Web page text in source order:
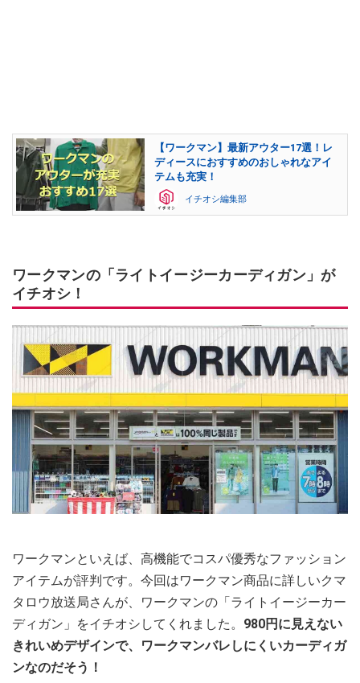
【ワークマン】最新アウター17選！レ
ディースにおすすめのおしゃれなアイ
テムも充実！
イチオシ編集部
ワークマンの「ライトイージーカーディガン」が
イチオシ！
ワークマンといえば、高機能でコスパ優秀なファッション
アイテムが評判です。今回はワークマン商品に詳しいクマ
タロウ放送局さんが、ワークマンの「ライトイージーカー
ディガン」をイチオシしてくれました。 980円に見えない
きれいめデザインで、ワークマンバレしにくいカーディガ
ンなのだそう！